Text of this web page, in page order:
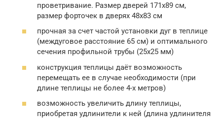
проветривание. Размер дверей 171х89 cм,
размер форточек в дверях 48х83 см
прочная за счет частой установки дуг в теплице
(междуговое расстояние 65 см) и оптимального
сечения профильной трубы (25х25 мм)
конструкция теплицы даёт возможность
перемещать ее в случае необходимости (при
длине теплицы не более 4-х метров)
возможность увеличить длину теплицы,
приобретая удлинители к ней (длина удлинителя